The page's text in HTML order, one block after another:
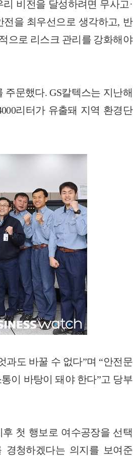
비전을 달성하려면 무사고·
을 최우선으로 생각하고, 반
으로 리스크 관리를 강화해야
문했다. GS칼텍스는 지난해
리터가 유출돼 지역 환경단
과도 바꿀 수 없다”며 “안전문
이 바탕이 돼야 한다”고 당부
첫 행보로 여수공장을 선택
청하겠다는 의지를 보여준